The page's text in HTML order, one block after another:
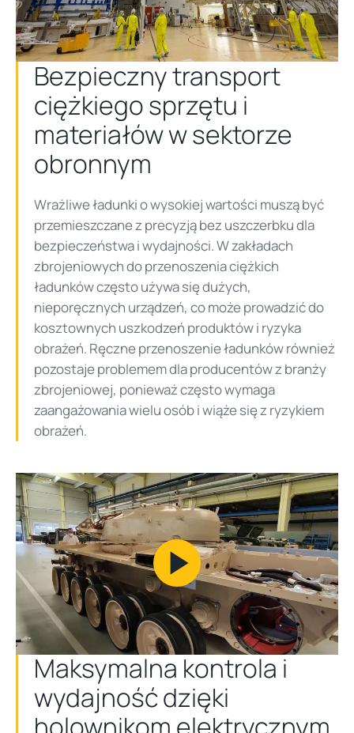
Bezpieczny transport
ciężkiego sprzętu i
materiałów w sektorze
obronnym
Wrażliwe ładunki o wysokiej wartości muszą być
przemieszczane z precyzją bez uszczerbku dla
bezpieczeństwa i wydajności. W zakładach
zbrojeniowych do przenoszenia ciężkich
ładunków często używa się dużych,
nieporęcznych urządzeń, co może prowadzić do
kosztownych uszkodzeń produktów i ryzyka
obrażeń. Ręczne przenoszenie ładunków również
pozostaje problemem dla producentów z branży
zbrojeniowej, ponieważ często wymaga
zaangażowania wielu osób i wiąże się z ryzykiem
obrażeń.
Play
Video
Maksymalna kontrola i
wydajność dzięki